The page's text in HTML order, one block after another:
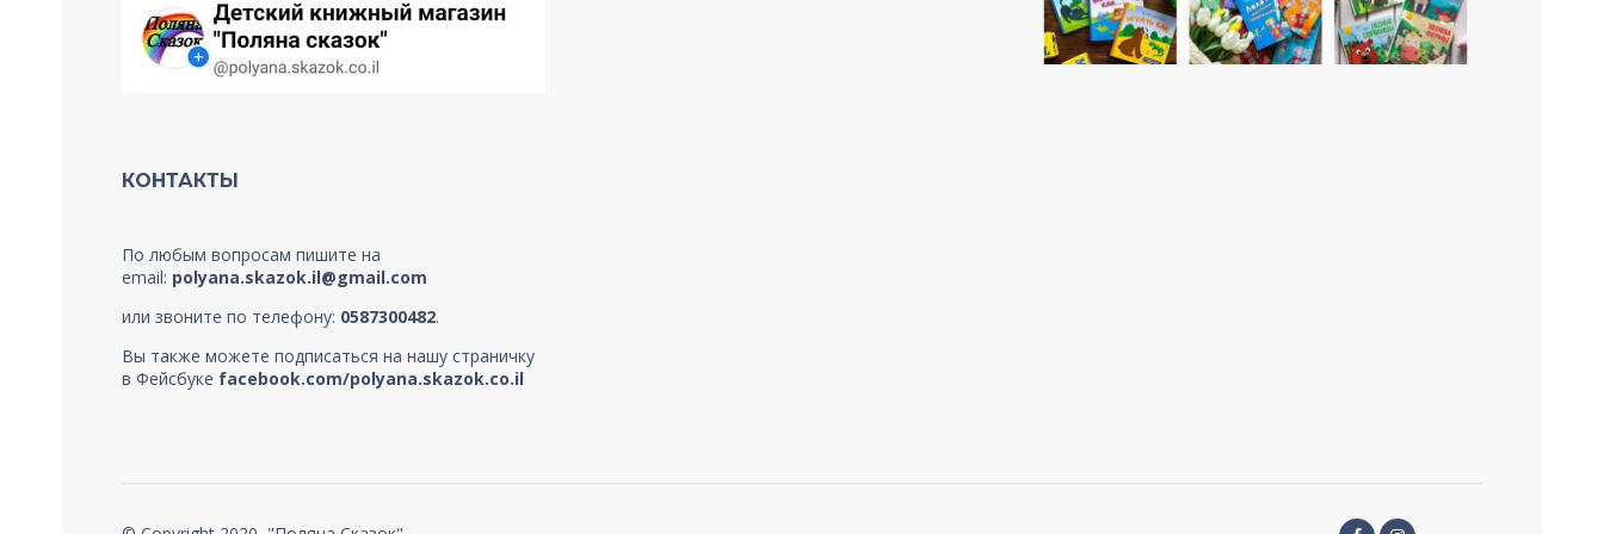
КОНТАКТЫ
По любым вопросам пишите на
email: polyana.skazok.il@gmail.com
или звоните по телефону: 0587300482.
Вы также можете подписаться на нашу страничку
в Фейсбуке facebook.com/polyana.skazok.co.il